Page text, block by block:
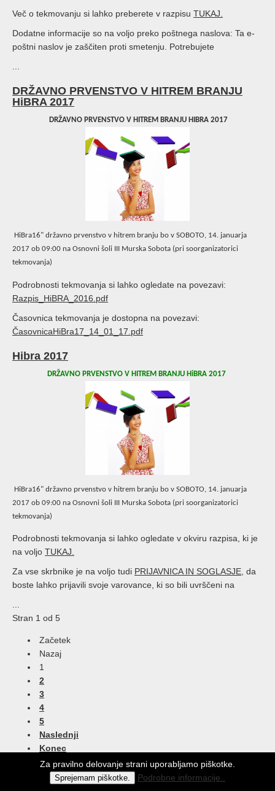
Več o tekmovanju si lahko preberete v razpisu TUKAJ.
Dodatne informacije so na voljo preko poštnega naslova: Ta e-
poštni naslov je zaščiten proti smetenju. Potrebujete
DRŽAVNO PRVENSTVO V HITREM BRANJU
HiBRA 2017
DRŽAVNO PRVENSTVO V HITREM BRANJU HIBRA 2017
HiBra16" državno prvenstvo v hitrem branju bo v SOBOTO, 14. januarja
2017 ob 09:00 na Osnovni šoli III Murska Sobota (pri soorganizatorici
tekmovanja)
Podrobnosti tekmovanja si lahko ogledate na povezavi:
Razpis_HiBRA_2016.pdf
Časovnica tekmovanja je dostopna na povezavi:
ČasovnicaHiBra17_14_01_17.pdf
Hibra 2017
DRŽAVNO PRVENSTVO V HITREM BRANJU HiBRA 2017
HiBra16" državno prvenstvo v hitrem branju bo v SOBOTO, 14. januarja
2017 ob 09:00 na Osnovni šoli III Murska Sobota (pri soorganizatorici
tekmovanja)
Podrobnosti tekmovanja si lahko ogledate v okviru razpisa, ki je
na voljo TUKAJ.
Za vse skrbnike je na voljo tudi PRIJAVNICAIN SOGLASJE, da
boste lahko prijavili svoje varovance, ki so bili uvrščeni na
...
Stran 1 od 5
Začetek
Nazaj
1
2
3
4
5
Naslednji
Konec
© EIC Univerzum Minerva Maribor 2013 / Vse pravice so pridržane
Za pravilno delovanje strani uporabljamo piškotke.
Sprejemam piškotke. Podrobne informacije..